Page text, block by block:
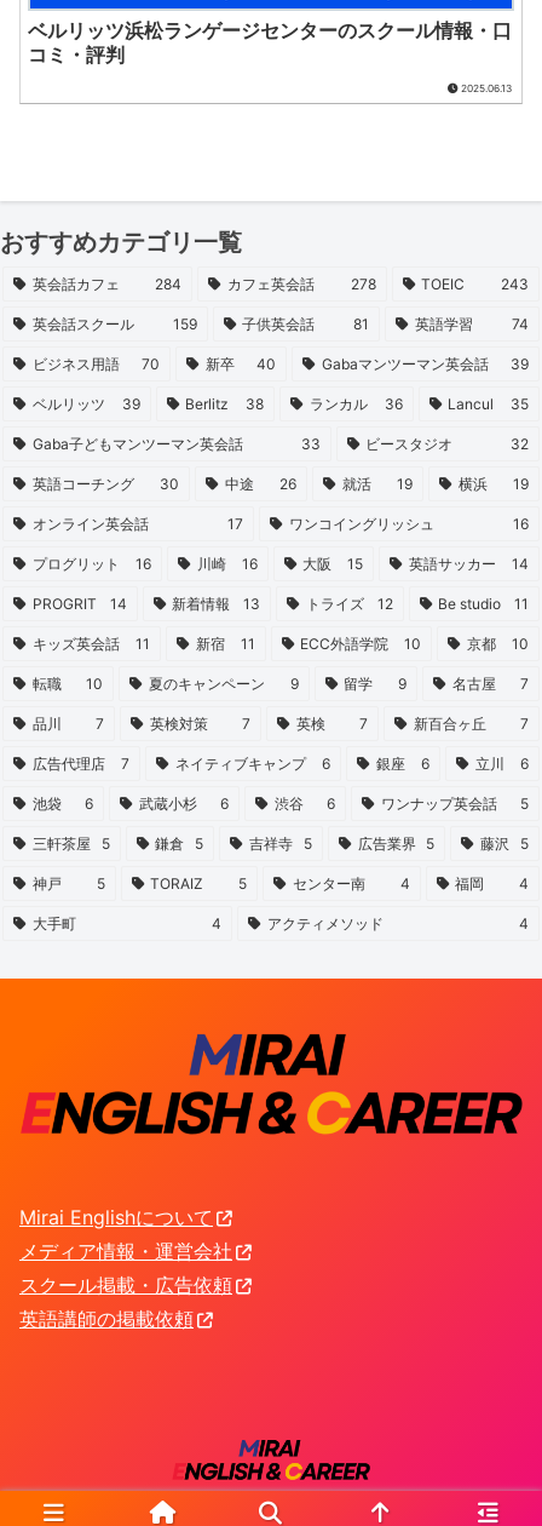
ベルリッツ浜松ランゲージセンターのスクール情報・口
コミ・評判
2025.06.13
おすすめカテゴリ一覧
英会話カフェ 284 カフェ英会話 278 TOEIC 243
英会話スクール 159 子供英会話 81 英語学習 74
ビジネス用語 70 新卒 40 Gabaマンツーマン英会話 39
ベルリッツ 39 Berlitz 38 ランカル 36 Lancul 35
Gaba子どもマンツーマン英会話 33 ビースタジオ 32
英語コーチング 30 中途 26 就活 19 横浜 19
オンライン英会話 17 ワンコイングリッシュ 16
プログリット 16 川崎 16 大阪 15 英語サッカー 14
PROGRIT 14 新着情報 13 トライズ 12 Be studio 11
キッズ英会話 11 新宿 11 ECC外語学院 10 京都 10
転職 10 夏のキャンペーン 9 留学 9 名古屋 7
品川 7 英検対策 7 英検 7 新百合ヶ丘 7
広告代理店 7 ネイティブキャンプ 6 銀座 6 立川 6
池袋 6 武蔵小杉 6 渋谷 6 ワンナップ英会話 5
三軒茶屋 5 鎌倉 5 吉祥寺 5 広告業界 5 藤沢 5
神戸 5 TORAIZ 5 センター南 4 福岡 4
大手町 4 アクティメソッド 4
Mirai Englishについて
メディア情報・運営会社
スクール掲載・広告依頼
英語講師の掲載依頼
© 2026 Mirai English.